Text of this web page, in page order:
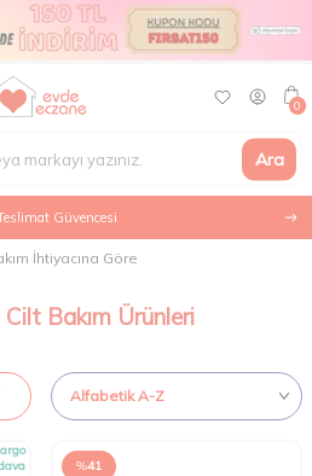
Ara
0
Güvencesi
İhtiyacına Göre
Cilt Bakım Ürünleri
%41